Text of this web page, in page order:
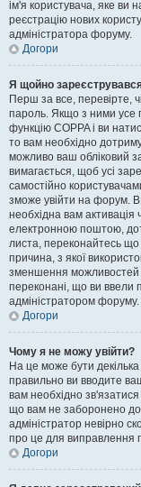
ім'я користувача, яке ви
реєстрацію нових
адміністратора форуму.
Догори
Я щойно
Перш за все, перевірте,
пароль. Якщо з ними усе
функцію COPPA і ви
то вам необхідно
можливо ваш обліковий
вимагається, щоб усі
самостійно
зможе увійти на форум. В
необхідна вам
електронною поштою,
листа, переконайтесь
причина, з якої
зменшення можливостей
переконані, що ви ввели
адміністратором форуму.
Догори
Чому я не можу увійти?
На це може бути
правильно ви вводите
вам необхідно
що вам не заборонено
адміністратор невірно
про це для виправлення
Догори